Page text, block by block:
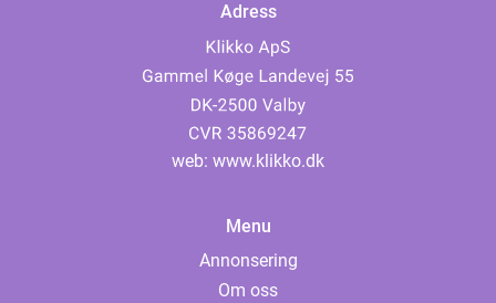
Adress
web: www.klikko.dk
Menu
Annonsering
Om oss